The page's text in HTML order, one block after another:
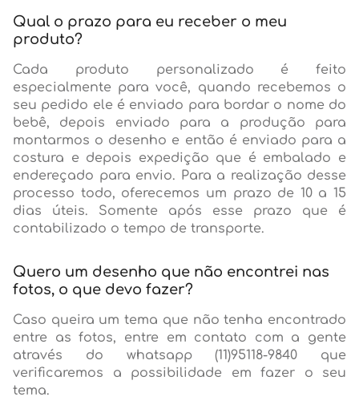
Qual o prazo para eu receber o meu
produto?
Cada produto personalizado é feito
especialmente para você, quando recebemos o
seu pedido ele é enviado para bordar o nome do
bebê, depois enviado para a produção para
montarmos o desenho e então é enviado para a
costura e depois expedição que é embalado e
endereçado para envio. Para a realização desse
processo todo, oferecemos um prazo de 10 a 15
dias úteis. Somente após esse prazo que é
contabilizado o tempo de transporte.
Quero um desenho que não encontrei nas
fotos, o que devo fazer?
Caso queira um tema que não tenha encontrado
entre as fotos, entre em contato com a gente
através do whatsapp (11)95118-9840 que
verificaremos a possibilidade em fazer o seu
tema.